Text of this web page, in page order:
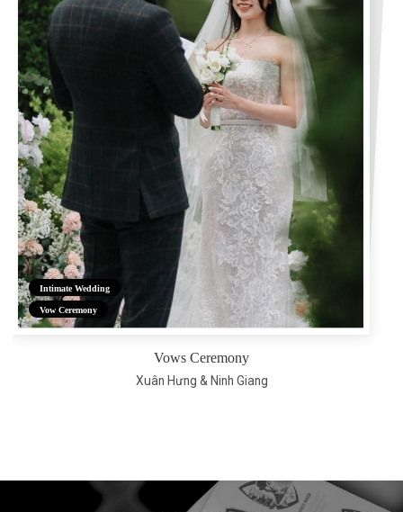
Intimate Wedding
Vow Ceremony
Vows Ceremony
Xuân Hưng & Ninh Giang